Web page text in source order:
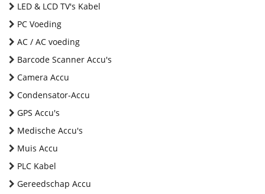
LED & LCD TV's Kabel
PC Voeding
AC / AC voeding
Barcode Scanner Accu's
Camera Accu
Condensator-Accu
GPS Accu's
Medische Accu's
Muis Accu
PLC Kabel
Gereedschap Accu